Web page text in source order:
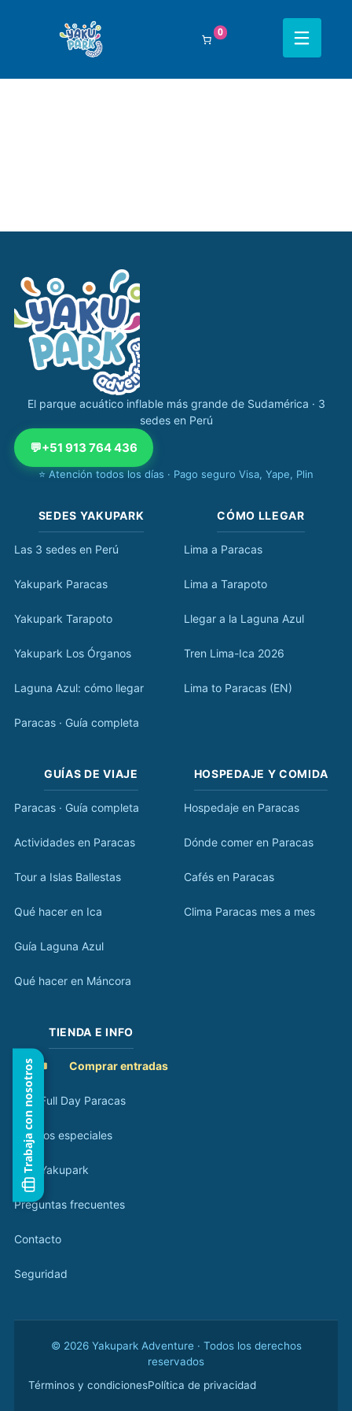
0
Navegación completa Yakupark
El parque acuático inflable más grande de Sudamérica · 3
sedes en Perú
💬+51 913 764 436
⭐ Atención todos los días · Pago seguro Visa, Yape, Plin
SEDES YAKUPARK
Las 3 sedes en Perú
Yakupark Paracas
Yakupark Tarapoto
Yakupark Los Órganos
Laguna Azul: cómo llegar
Paracas · Guía completa
CÓMO LLEGAR
Lima a Paracas
Lima a Tarapoto
Llegar a la Laguna Azul
Tren Lima-Ica 2026
Lima to Paracas (EN)
GUÍAS DE VIAJE
Paracas · Guía completa
Actividades en Paracas
Tour a Islas Ballestas
Qué hacer en Ica
Guía Laguna Azul
Qué hacer en Máncora
HOSPEDAJE Y COMIDA
Hospedaje en Paracas
Dónde comer en Paracas
Cafés en Paracas
Clima Paracas mes a mes
TIENDA E INFO
🎟️ Comprar entradas
Tour Full Day Paracas
Eventos especiales
Blog Yakupark
Preguntas frecuentes
Contacto
Seguridad
© 2026 Yakupark Adventure · Todos los derechos
reservados
Términos y condicionesPolítica de privacidad
Trabaja con nosotros